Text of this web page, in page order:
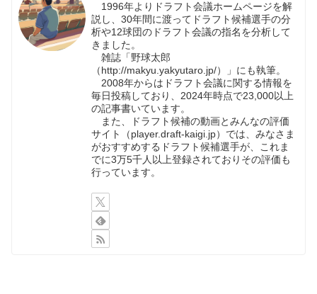
1996年よりドラフト会議ホームページを解
説し、30年間に渡ってドラフト候補選手の分
析や12球団のドラフト会議の指名を分析して
きました。
雑誌「野球太郎
（http://makyu.yakyutaro.jp/）」にも執筆。
2008年からはドラフト会議に関する情報を
毎日投稿しており、2024年時点で23,000以上
の記事書いています。
また、ドラフト候補の動画とみんなの評価
サイト（player.draft-kaigi.jp）では、みなさま
がおすすめするドラフト候補選手が、これま
でに3万5千人以上登録されておりその評価も
行っています。